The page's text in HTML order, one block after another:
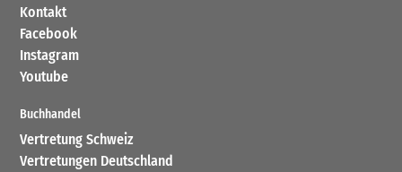
Kontakt
Facebook
Instagram
Youtube
Buchhandel
Vertretung Schweiz
Vertretungen Deutschland